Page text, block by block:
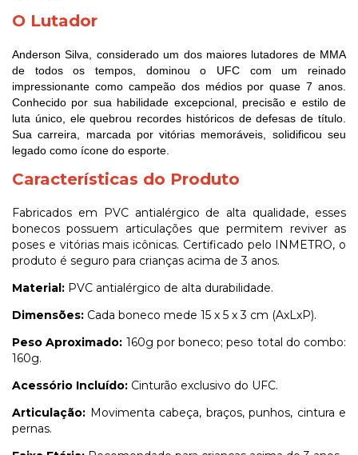
O Lutador
Anderson Silva, considerado um dos maiores lutadores de MMA
de todos os tempos, dominou o UFC com um reinado
impressionante como campeão dos médios por quase 7 anos.
Conhecido por sua habilidade excepcional, precisão e estilo de
luta único, ele quebrou recordes históricos de defesas de título.
Sua carreira, marcada por vitórias memoráveis, solidificou seu
legado como ícone do esporte.
Características do Produto
Fabricados em PVC antialérgico de alta qualidade, esses
bonecos possuem articulações que permitem reviver as
poses e vitórias mais icônicas. Certificado pelo INMETRO, o
produto é seguro para crianças acima de 3 anos.
Material: PVC antialérgico de alta durabilidade.
Dimensões: Cada boneco mede 15 x 5 x 3 cm (AxLxP).
Peso Aproximado: 160g por boneco; peso total do combo:
160g.
Acessório Incluído: Cinturão exclusivo do UFC.
Articulação: Movimenta cabeça, braços, punhos, cintura e
pernas.